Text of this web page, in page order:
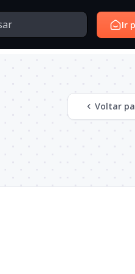
de vídeos e webinars exclusivo.
gerenciados para monitoramento e
Ir
Voltar